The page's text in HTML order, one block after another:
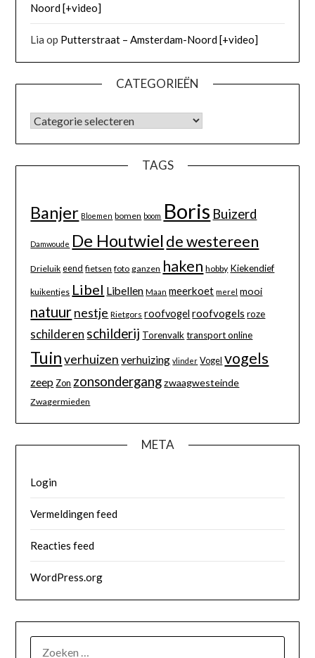
Noord [+video]
Lia op Putterstraat – Amsterdam-Noord [+video]
CATEGORIEËN
TAGS
Banjer Bloemen bomen boom Boris Buizerd
Damwoude De Houtwielde westereen
Drieluik eend fietsen foto ganzen haken hobby Kiekendief
kuikentjes Libel Libellen Maan meerkoet merel mooi
natuurnestje Rietgors roofvogel roofvogels roze
schilderen schilderij Torenvalk transport online
Tuin verhuizen verhuizing vlinder Vogel vogels
zeep Zon zonsondergang zwaagwesteinde
Zwagermieden
META
Login
Vermeldingen feed
Reacties feed
WordPress.org